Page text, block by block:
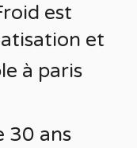
est
et
à paris
30 ans